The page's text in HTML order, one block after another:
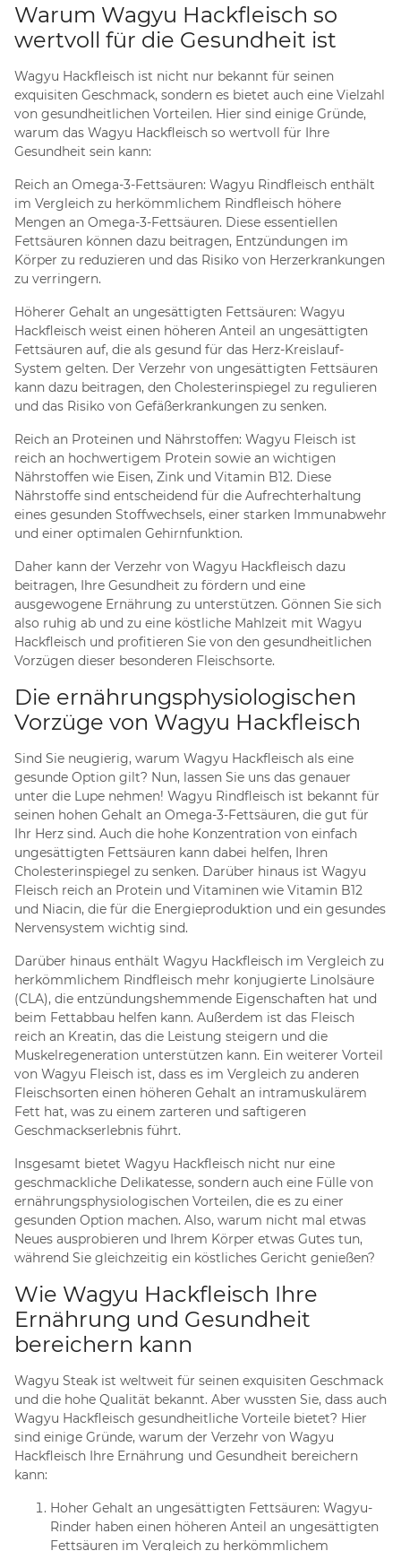
Warum Wagyu Hackfleisch so
wertvoll für die Gesundheit ist
Wagyu Hackfleisch ist nicht nur bekannt für seinen
exquisiten Geschmack, sondern es bietet auch eine Vielzahl
von gesundheitlichen Vorteilen. Hier sind einige Gründe,
warum das Wagyu Hackfleisch so wertvoll für Ihre
Gesundheit sein kann:
Reich an Omega-3-Fettsäuren: Wagyu Rindfleisch enthält
im Vergleich zu herkömmlichem Rindfleisch höhere
Mengen an Omega-3-Fettsäuren. Diese essentiellen
Fettsäuren können dazu beitragen, Entzündungen im
Körper zu reduzieren und das Risiko von Herzerkrankungen
zu verringern.
Höherer Gehalt an ungesättigten Fettsäuren: Wagyu
Hackfleisch weist einen höheren Anteil an ungesättigten
Fettsäuren auf, die als gesund für das Herz-Kreislauf-
System gelten. Der Verzehr von ungesättigten Fettsäuren
kann dazu beitragen, den Cholesterinspiegel zu regulieren
und das Risiko von Gefäßerkrankungen zu senken.
Reich an Proteinen und Nährstoffen: Wagyu Fleisch ist
reich an hochwertigem Protein sowie an wichtigen
Nährstoffen wie Eisen, Zink und Vitamin B12. Diese
Nährstoffe sind entscheidend für die Aufrechterhaltung
eines gesunden Stoffwechsels, einer starken Immunabwehr
und einer optimalen Gehirnfunktion.
Daher kann der Verzehr von Wagyu Hackfleisch dazu
beitragen, Ihre Gesundheit zu fördern und eine
ausgewogene Ernährung zu unterstützen. Gönnen Sie sich
also ruhig ab und zu eine köstliche Mahlzeit mit Wagyu
Hackfleisch und profitieren Sie von den gesundheitlichen
Vorzügen dieser besonderen Fleischsorte.
Die ernährungsphysiologischen
Vorzüge von Wagyu Hackfleisch
Sind Sie neugierig, warum Wagyu Hackfleisch als eine
gesunde Option gilt? Nun, lassen Sie uns das genauer
unter die Lupe nehmen! Wagyu Rindfleisch ist bekannt für
seinen hohen Gehalt an Omega-3-Fettsäuren, die gut für
Ihr Herz sind. Auch die hohe Konzentration von einfach
ungesättigten Fettsäuren kann dabei helfen, Ihren
Cholesterinspiegel zu senken. Darüber hinaus ist Wagyu
Fleisch reich an Protein und Vitaminen wie Vitamin B12
und Niacin, die für die Energieproduktion und ein gesundes
Nervensystem wichtig sind.
Darüber hinaus enthält Wagyu Hackfleisch im Vergleich zu
herkömmlichem Rindfleisch mehr konjugierte Linolsäure
(CLA), die entzündungshemmende Eigenschaften hat und
beim Fettabbau helfen kann. Außerdem ist das Fleisch
reich an Kreatin, das die Leistung steigern und die
Muskelregeneration unterstützen kann. Ein weiterer Vorteil
von Wagyu Fleisch ist, dass es im Vergleich zu anderen
Fleischsorten einen höheren Gehalt an intramuskulärem
Fett hat, was zu einem zarteren und saftigeren
Geschmackserlebnis führt.
Insgesamt bietet Wagyu Hackfleisch nicht nur eine
geschmackliche Delikatesse, sondern auch eine Fülle von
ernährungsphysiologischen Vorteilen, die es zu einer
gesunden Option machen. Also, warum nicht mal etwas
Neues ausprobieren und Ihrem Körper etwas Gutes tun,
während Sie gleichzeitig ein köstliches Gericht genießen?
Wie Wagyu Hackfleisch Ihre
Ernährung und Gesundheit
bereichern kann
Wagyu Steak ist weltweit für seinen exquisiten Geschmack
und die hohe Qualität bekannt. Aber wussten Sie, dass auch
Wagyu Hackfleisch gesundheitliche Vorteile bietet? Hier
sind einige Gründe, warum der Verzehr von Wagyu
Hackfleisch Ihre Ernährung und Gesundheit bereichern
kann:
Hoher Gehalt an ungesättigten Fettsäuren: Wagyu-
Rinder haben einen höheren Anteil an ungesättigten
Fettsäuren im Vergleich zu herkömmlichem